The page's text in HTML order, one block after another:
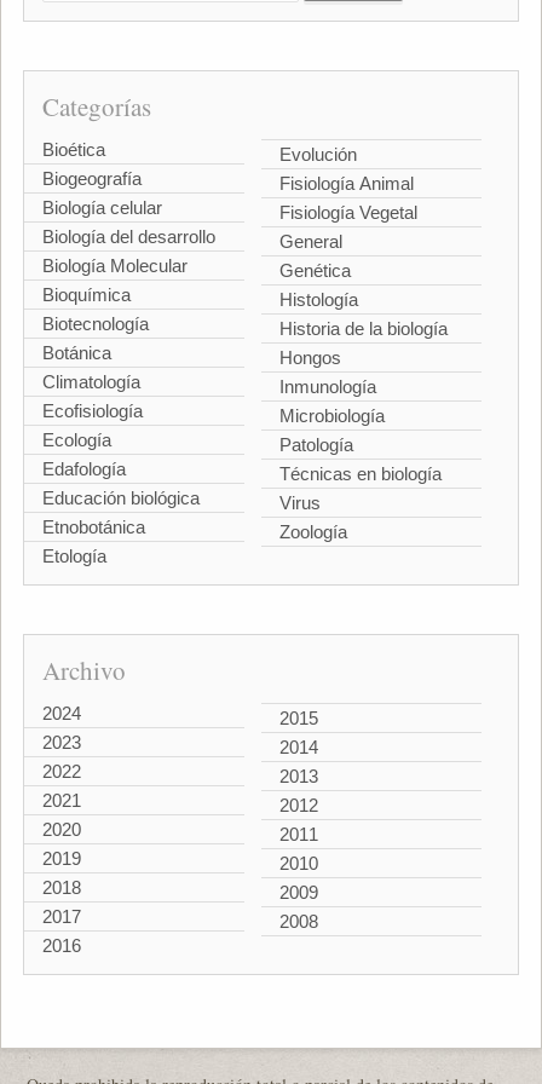
Categorías
Bioética
Biogeografía
Biología celular
Biología del desarrollo
Biología Molecular
Bioquímica
Biotecnología
Botánica
Climatología
Ecofisiología
Ecología
Edafología
Educación biológica
Etnobotánica
Etología
Evolución
Fisiología Animal
Fisiología Vegetal
General
Genética
Histología
Historia de la biología
Hongos
Inmunología
Microbiología
Patología
Técnicas en biología
Virus
Zoología
Archivo
2024
2023
2022
2021
2020
2019
2018
2017
2016
2015
2014
2013
2012
2011
2010
2009
2008